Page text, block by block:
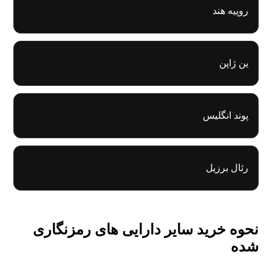
روپیه هند
ین ژاپن
پوند انگلیس
رئال برزیل
نحوه خرید سایر دارایی های رمزنگاری
شده